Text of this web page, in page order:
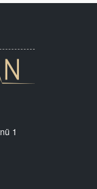
1